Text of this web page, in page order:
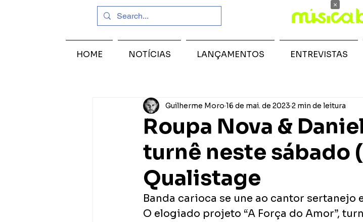
Roupa Nova &
turnê neste sábado
Qualistage
Guilherme Moro 16 de mai. de 2023 2 min de leitura
Banda carioca se une ao cantor sertanejo
O elogiado projeto “A Força do Amor”,
HOME NOTÍCIAS LANÇAMENTOS ENTREVISTAS
×